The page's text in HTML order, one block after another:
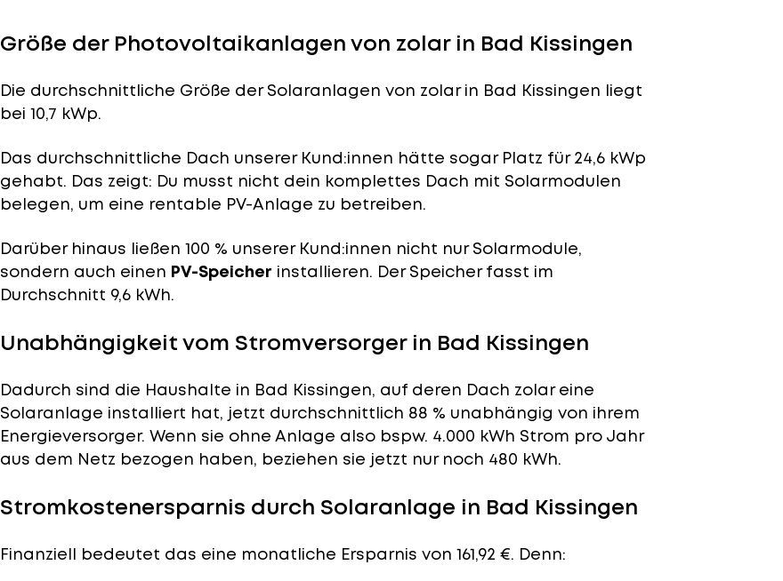
Größe der Photovoltaikanlagen von zolar in Bad Kissingen
Die durchschnittliche Größe der Solaranlagen von zolar in Bad Kissingen liegt
bei 10,7 kWp.
Das durchschnittliche Dach unserer Kund:innen hätte sogar Platz für 24,6 kWp
gehabt. Das zeigt: Du musst nicht dein komplettes Dach mit Solarmodulen
belegen, um eine rentable PV-Anlage zu betreiben.
Darüber hinaus ließen 100 % unserer Kund:innen nicht nur Solarmodule,
sondern auch einen PV-Speicher installieren. Der Speicher fasst im
Durchschnitt 9,6 kWh.
Unabhängigkeit vom Stromversorger in Bad Kissingen
Dadurch sind die Haushalte in Bad Kissingen, auf deren Dach zolar eine
Solaranlage installiert hat, jetzt durchschnittlich 88 % unabhängig von ihrem
Energieversorger. Wenn sie ohne Anlage also bspw. 4.000 kWh Strom pro Jahr
aus dem Netz bezogen haben, beziehen sie jetzt nur noch 480 kWh.
Stromkostenersparnis durch Solaranlage in Bad Kissingen
Finanziell bedeutet das eine monatliche Ersparnis von 161,92 €. Denn: